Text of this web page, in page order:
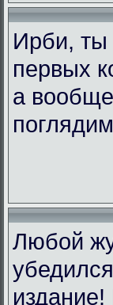
Ирби, ты
первых
а
поглядим
Любой